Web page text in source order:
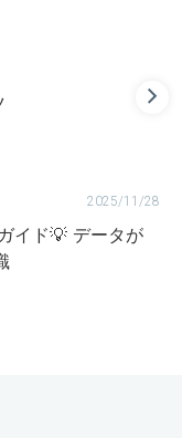
2025/11/28
イド💡 データが